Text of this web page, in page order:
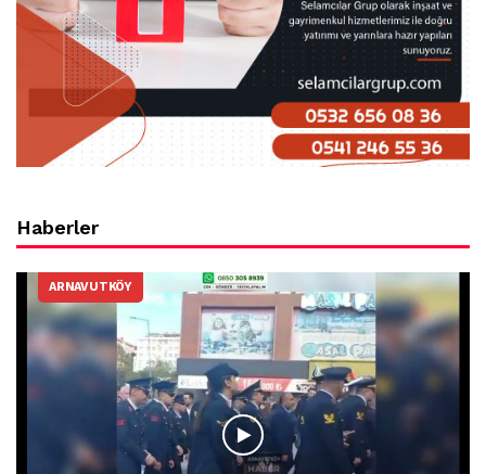
Haberler
ARNAVUTKÖY